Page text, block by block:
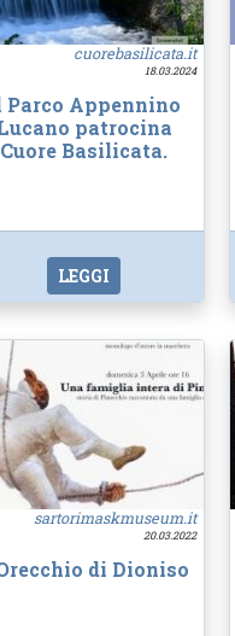
cuorebasilicata.it
18.03.2024
Parco Appennino
patrocina
Cuore Basilicata.
LEGGI
sartorimaskmuseum.it
20.03.2022
di Dioniso